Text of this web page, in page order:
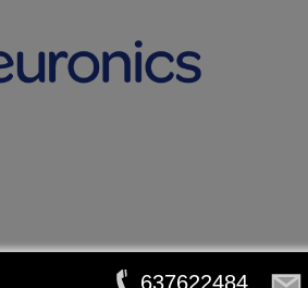
637622484